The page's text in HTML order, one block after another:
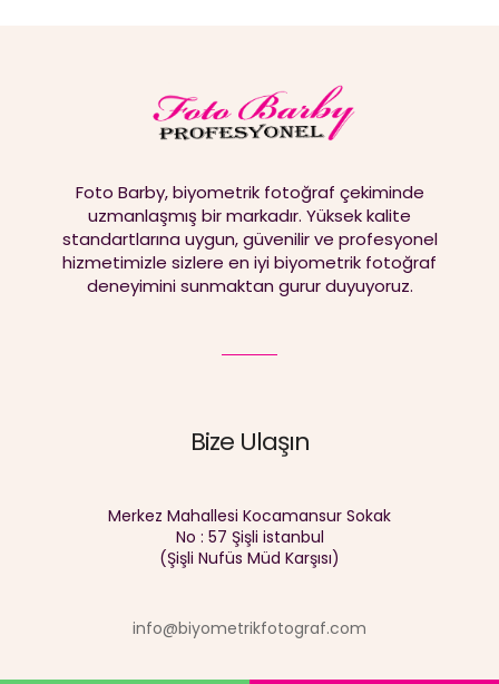
Bize Ulaşın
Merkez Mahallesi Kocamansur Sokak
No : 57 Şişli istanbul
(Şişli Nufüs Müd Karşısı)
info@biyometrikfotograf.com
Foto Barby, biyometrik fotoğraf çekiminde
uzmanlaşmış bir markadır. Yüksek kalite
standartlarına uygun, güvenilir ve profesyonel
hizmetimizle sizlere en iyi biyometrik fotoğraf
deneyimini sunmaktan gurur duyuyoruz.